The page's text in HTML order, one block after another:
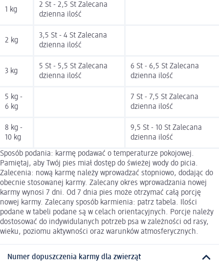
1 kg
2 St - 2,5 St Zalecana
dzienna ilość
2 kg
3,5 St - 4 St Zalecana
dzienna ilość
3 kg
5 St - 5,5 St Zalecana
dzienna ilość
6 St - 6,5 St Zalecana
dzienna ilość
5 kg -
6 kg
7 St - 7,5 St Zalecana
dzienna ilość
8 kg -
10 kg
9,5 St - 10 St Zalecana
dzienna ilość
Sposób podania: karmę podawać o temperaturze pokojowej.
Pamiętaj, aby Twój pies miał dostęp do świeżej wody do picia.
Zalecenia: nową karmę należy wprowadzać stopniowo, dodając do
obecnie stosowanej karmy. Zalecany okres wprowadzania nowej
karmy wynosi 7 dni. Od 7 dnia pies może otrzymać całą porcję
nowej karmy. Zalecany sposób karmienia: patrz tabela. Ilości
podane w tabeli podane są w celach orientacyjnych. Porcje należy
dostosować do indywidulanych potrzeb psa w zależności od rasy,
wieku, poziomu aktywności oraz warunków atmosferycznych.
Numer dopuszczenia karmy dla zwierząt